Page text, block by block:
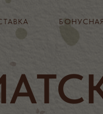
БОНУСНАЯ КАРТА
БОНУСНАЯ КАРТА